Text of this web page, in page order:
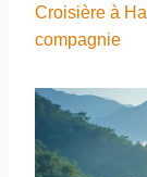
Croisière à
compagnie